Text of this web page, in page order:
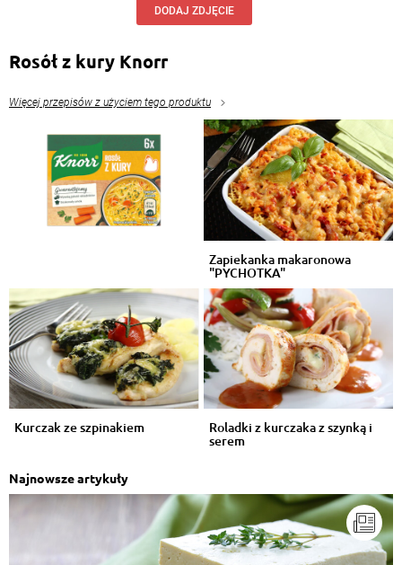
DODAJ ZDJĘCIE
Rosół z kury Knorr
Więcej przepisów z użyciem tego produktu
Zapiekanka makaronowa
"PYCHOTKA"
Kurczak ze szpinakiem Roladki z kurczaka z szynką i
serem
Najnowsze artykuły